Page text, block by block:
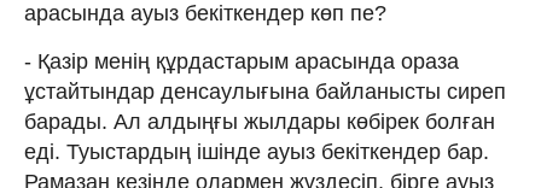
арасында ауыз бекіткендер көп пе?
- Қазір менің құрдастарым арасында ораза
ұстайтындар денсаулығына байланысты сиреп
барады. Ал алдыңғы жылдары көбірек болған
еді. Туыстардың ішінде ауыз бекіткендер бар.
Рамазан кезінде олармен жүздесіп, бірге ауыз